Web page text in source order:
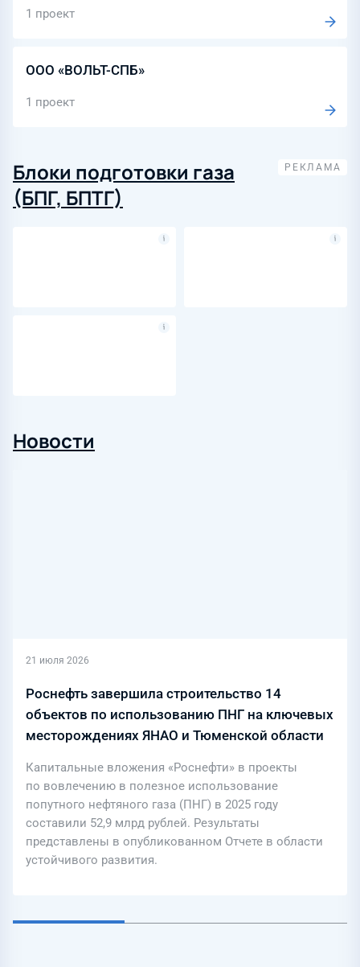
1 проект
ООО «ВОЛЬТ-СПБ»
1 проект
Блоки подготовки газа
(БПГ, БПТГ)
Новости
21 июля 2026
Роснефть завершила строительство 14
объектов по использованию ПНГ на ключевых
месторождениях ЯНАО и Тюменской области
Капитальные вложения «Роснефти» в проекты
по вовлечению в полезное использование
попутного нефтяного газа (ПНГ) в 2025 году
составили 52,9 млрд рублей. Результаты
представлены в опубликованном Отчете в области
устойчивого развития.